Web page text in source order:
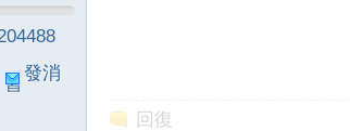
發消
息
回復